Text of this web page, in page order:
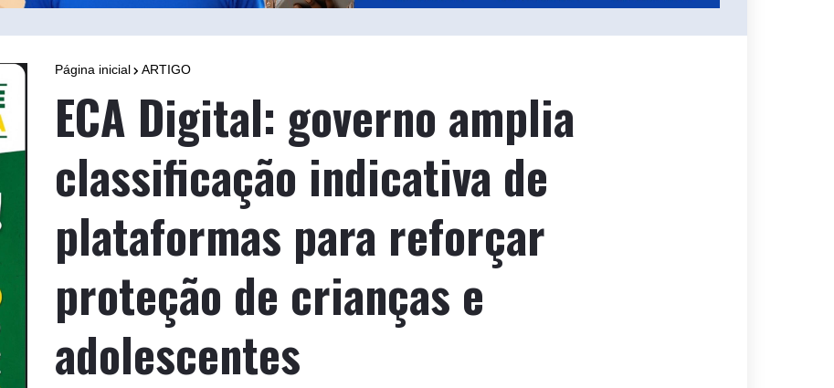
Página inicial ARTIGO
ECA Digital: governo amplia
classificação indicativa de
plataformas para reforçar
proteção de crianças e
adolescentes